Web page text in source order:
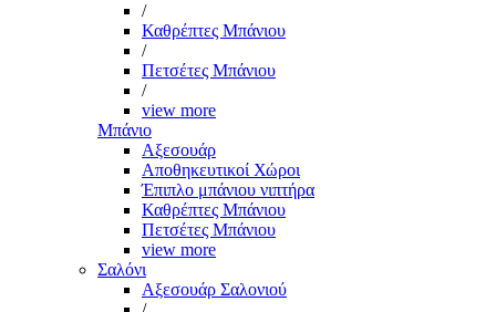
/
Καθρέπτες Μπάνιου
/
Πετσέτες Μπάνιου
/
view more
Μπάνιο
Αξεσουάρ
Αποθηκευτικοί Χώροι
Έπιπλο μπάνιου νιπτήρα
Καθρέπτες Μπάνιου
Πετσέτες Μπάνιου
view more
Σαλόνι
Αξεσουάρ Σαλονιού